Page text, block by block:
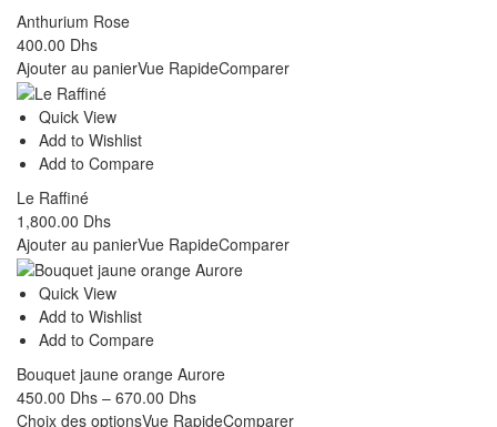
Anthurium Rose
400.00 Dhs
Ajouter au panierVue RapideComparer
Quick View
Add to Wishlist
Add to Compare
Le Raffiné
1,800.00 Dhs
Ajouter au panierVue RapideComparer
Quick View
Add to Wishlist
Add to Compare
Bouquet jaune orange Aurore
450.00 Dhs – 670.00 Dhs
Choix des optionsVue RapideComparer